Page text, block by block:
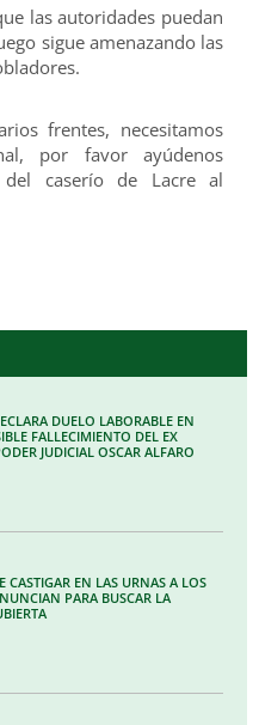
las autoridades puedan
sigue amenazando las
frentes, necesitamos
por favor ayúdenos
del caserío de Lacre al
DUELO LABORABLE EN
FALLECIMIENTO DEL EX
JUDICIAL OSCAR ALFARO
CASTIGAR EN LAS URNAS A LOS
PARA BUSCAR LA